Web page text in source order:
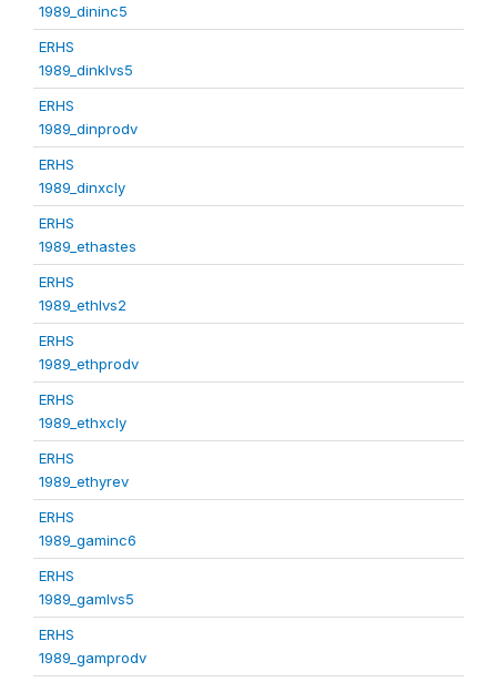
1989_dininc5
ERHS
1989_dinklvs5
ERHS
1989_dinprodv
ERHS
1989_dinxcly
ERHS
1989_ethastes
ERHS
1989_ethlvs2
ERHS
1989_ethprodv
ERHS
1989_ethxcly
ERHS
1989_ethyrev
ERHS
1989_gaminc6
ERHS
1989_gamlvs5
ERHS
1989_gamprodv